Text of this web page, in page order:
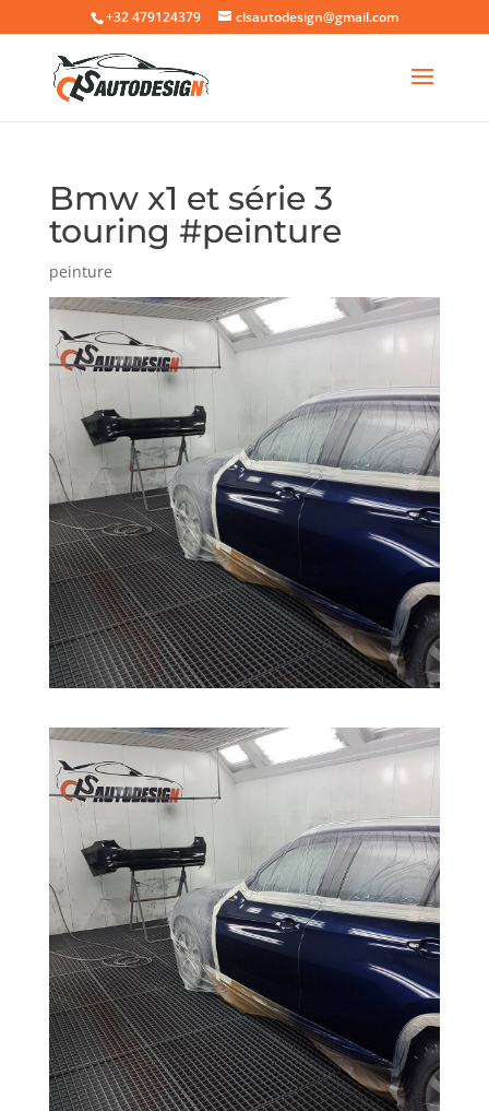
+32 479124379 clsautodesign@gmail.com
Bmw x1 et série 3
touring #peinture
peinture